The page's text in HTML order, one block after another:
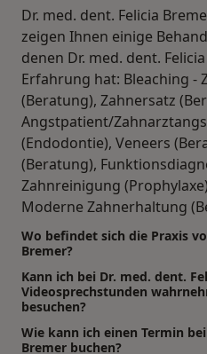
Dr. med. dent. Felicia
zeigen Ihnen einige
denen Dr. med. dent.
Erfahrung hat: Bleaching -
(Beratung), Zahnersatz
Angstpatient/
(Endodontie), Veneers
(Beratung),
Zahnreinigung
Moderne Zahnerhaltung
Wo befindet sich die Praxis
Bremer?
Kann ich bei Dr. med. dent.
Videosprechstunden
besuchen?
Wie kann ich einen Termin
Bremer buchen?